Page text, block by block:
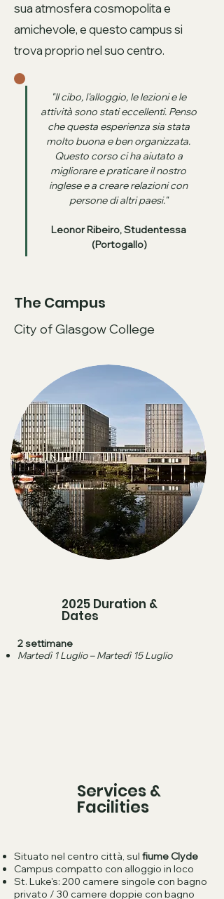
sua atmosfera cosmopolita e
amichevole, e questo campus si
trova proprio nel suo centro.
"Il cibo, l'alloggio, le lezioni e le
attività sono stati eccellenti. Penso
che questa esperienza sia stata
molto buona e ben organizzata.
Questo corso ci ha aiutato a
migliorare e praticare il nostro
inglese e a creare relazioni con
persone di altri paesi."
Leonor Ribeiro, Studentessa
(Portogallo)
The Campus
City of Glasgow College
2025 Duration &
Dates
2 settimane
Martedì 1 Luglio – Martedì 15 Luglio
Services &
Facilities
Situato nel centro città, sul fiume Clyde
Campus compatto con alloggio in loco
St. Luke's: 200 camere singole con bagno
privato / 30 camere doppie con bagno